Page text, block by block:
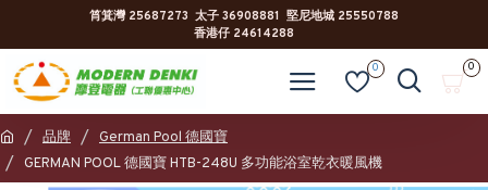
筲箕灣 25687273 太子 36908881 堅尼地城 25550788
香港仔 24614288
0 0
品牌
German Pool 德國寶
GERMAN POOL 德國寶 HTB-248U 多功能浴室乾衣暖風機